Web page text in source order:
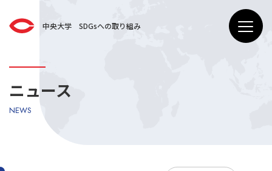
中央大学 SDGsへの取り組み
ニュース
NEWS